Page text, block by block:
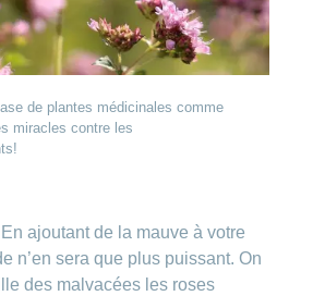
de plantes médicinales comme
miracles contre les
En ajoutant de la mauve à votre
n’en sera que plus puissant. On
des malvacées les roses